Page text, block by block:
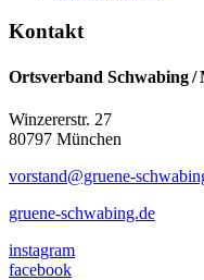
Kontakt
Ortsverband Schwabing /
Winzererstr. 27
80797 München
vorstand@gruene-
gruene-schwabing.de
instagram
facebook